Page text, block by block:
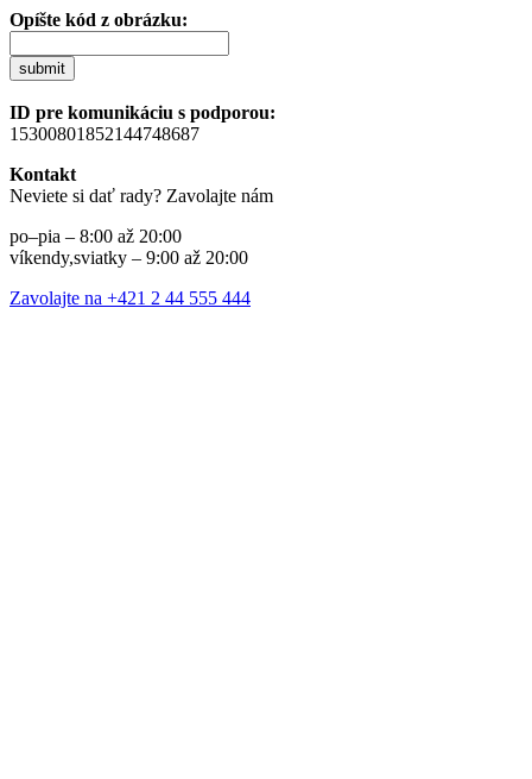
Opíšte kód z obrázku:
submit
ID pre komunikáciu s podporou:
15300801852144748687
Kontakt
Neviete si dať rady? Zavolajte nám
po–pia – 8:00 až 20:00
víkendy,sviatky – 9:00 až 20:00
Zavolajte na +421 2 44 555 444